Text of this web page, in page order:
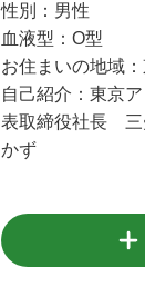
性別： 男性
血液型： O型
お住まいの地域：
自己紹介： 東京
表取締役社長
かず